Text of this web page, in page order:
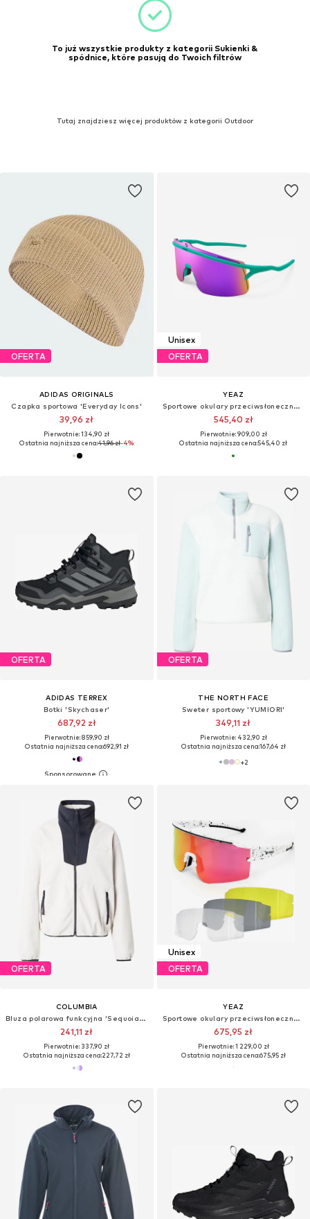
To już wszystkie produkty z kategorii Sukienki &
spódnice, które pasują do Twoich filtrów
Tutaj znajdziesz więcej produktów z kategorii Outdoor
OFERTA
ADIDAS ORIGINALS
Czapka sportowa 'Everyday Icons'
39,96 zł
Pierwotnie: 134,90 zł
Ostatnia najniższa cena:41,96 zł-4%
Unisex
OFERTA
YEAZ
Sportowe okulary przeciwsłoneczne 'Sunshade'
545,40 zł
Pierwotnie: 909,00 zł
Ostatnia najniższa cena:545,40 zł
OFERTA
ADIDAS TERREX
Botki 'Skychaser'
687,92 zł
Pierwotnie: 859,90 zł
Ostatnia najniższa cena:692,91 zł
OFERTA
THE NORTH FACE
Sweter sportowy 'YUMIORI'
349,11 zł
Pierwotnie: 432,90 zł
Ostatnia najniższa cena:167,64 zł
+2
OFERTA
COLUMBIA
Bluza polarowa funkcyjna 'Sequoia Grove'
241,11 zł
Pierwotnie: 337,90 zł
Ostatnia najniższa cena:227,72 zł
Unisex
OFERTA
YEAZ
Sportowe okulary przeciwsłoneczne 'Sunthrill'
675,95 zł
Pierwotnie: 1 229,00 zł
Ostatnia najniższa cena:675,95 zł